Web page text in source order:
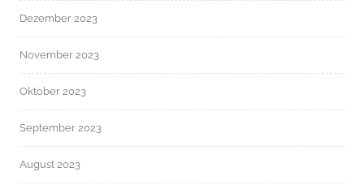
Dezember 2023
November 2023
Oktober 2023
September 2023
August 2023